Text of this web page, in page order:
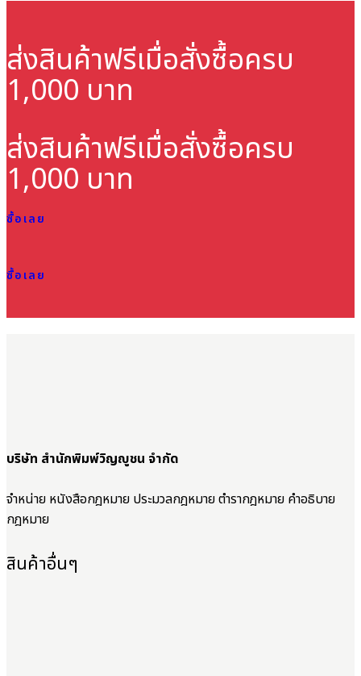
ส่งสินค้าฟรีเมื่อสั่งซื้อครบ
1,000 บาท
ส่งสินค้าฟรีเมื่อสั่งซื้อครบ
1,000 บาท
ซื้อเลย
ซื้อเลย
บริษัท สำนักพิมพ์วิญญูชน จำกัด
จำหน่าย หนังสือกฎหมาย ประมวลกฎหมาย ตำรากฎหมาย คำอธิบาย
กฎหมาย
สินค้าอื่นๆ